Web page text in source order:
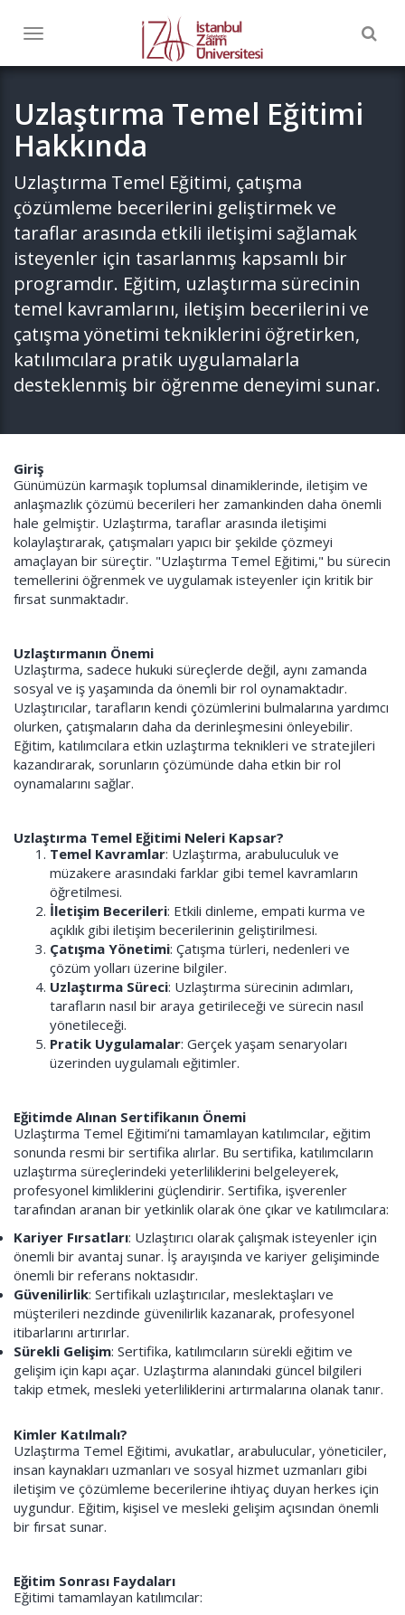
Toggle
Uzlaştırma Temel Eğitimi
Hakkında
Uzlaştırma Temel Eğitimi, çatışma
çözümleme becerilerini geliştirmek ve
taraflar arasında etkili iletişimi sağlamak
isteyenler için tasarlanmış kapsamlı bir
programdır. Eğitim, uzlaştırma sürecinin
temel kavramlarını, iletişim becerilerini ve
çatışma yönetimi tekniklerini öğretirken,
katılımcılara pratik uygulamalarla
desteklenmiş bir öğrenme deneyimi sunar.
Giriş
Günümüzün karmaşık toplumsal dinamiklerinde, iletişim ve
anlaşmazlık çözümü becerileri her zamankinden daha önemli
hale gelmiştir. Uzlaştırma, taraflar arasında iletişimi
kolaylaştırarak, çatışmaları yapıcı bir şekilde çözmeyi
amaçlayan bir süreçtir. "Uzlaştırma Temel Eğitimi," bu sürecin
temellerini öğrenmek ve uygulamak isteyenler için kritik bir
fırsat sunmaktadır.
Uzlaştırmanın Önemi
Uzlaştırma, sadece hukuki süreçlerde değil, aynı zamanda
sosyal ve iş yaşamında da önemli bir rol oynamaktadır.
Uzlaştırıcılar, tarafların kendi çözümlerini bulmalarına yardımcı
olurken, çatışmaların daha da derinleşmesini önleyebilir.
Eğitim, katılımcılara etkin uzlaştırma teknikleri ve stratejileri
kazandırarak, sorunların çözümünde daha etkin bir rol
oynamalarını sağlar.
Uzlaştırma Temel Eğitimi Neleri Kapsar?
Temel Kavramlar: Uzlaştırma, arabuluculuk ve
müzakere arasındaki farklar gibi temel kavramların
öğretilmesi.
İletişim Becerileri: Etkili dinleme, empati kurma ve
açıklık gibi iletişim becerilerinin geliştirilmesi.
Çatışma Yönetimi: Çatışma türleri, nedenleri ve
çözüm yolları üzerine bilgiler.
Uzlaştırma Süreci: Uzlaştırma sürecinin adımları,
tarafların nasıl bir araya getirileceği ve sürecin nasıl
yönetileceği.
Pratik Uygulamalar: Gerçek yaşam senaryoları
üzerinden uygulamalı eğitimler.
Eğitimde Alınan Sertifikanın Önemi
Uzlaştırma Temel Eğitimi’ni tamamlayan katılımcılar, eğitim
sonunda resmi bir sertifika alırlar. Bu sertifika, katılımcıların
uzlaştırma süreçlerindeki yeterliliklerini belgeleyerek,
profesyonel kimliklerini güçlendirir. Sertifika, işverenler
tarafından aranan bir yetkinlik olarak öne çıkar ve katılımcılara:
Kariyer Fırsatları: Uzlaştırıcı olarak çalışmak isteyenler için
önemli bir avantaj sunar. İş arayışında ve kariyer gelişiminde
önemli bir referans noktasıdır.
Güvenilirlik: Sertifikalı uzlaştırıcılar, meslektaşları ve
müşterileri nezdinde güvenilirlik kazanarak, profesyonel
itibarlarını artırırlar.
Sürekli Gelişim: Sertifika, katılımcıların sürekli eğitim ve
gelişim için kapı açar. Uzlaştırma alanındaki güncel bilgileri
takip etmek, mesleki yeterliliklerini artırmalarına olanak tanır.
Kimler Katılmalı?
Uzlaştırma Temel Eğitimi, avukatlar, arabulucular, yöneticiler,
insan kaynakları uzmanları ve sosyal hizmet uzmanları gibi
iletişim ve çözümleme becerilerine ihtiyaç duyan herkes için
uygundur. Eğitim, kişisel ve mesleki gelişim açısından önemli
bir fırsat sunar.
Eğitim Sonrası Faydaları
Eğitimi tamamlayan katılımcılar: